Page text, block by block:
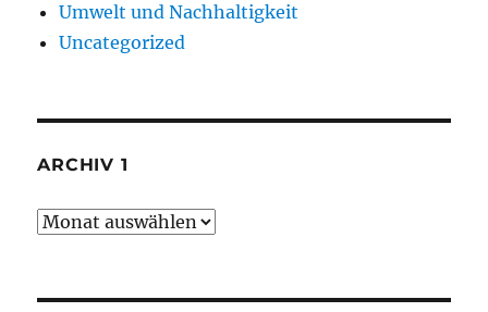
Umwelt und Nachhaltigkeit
Uncategorized
ARCHIV 1
Archiv